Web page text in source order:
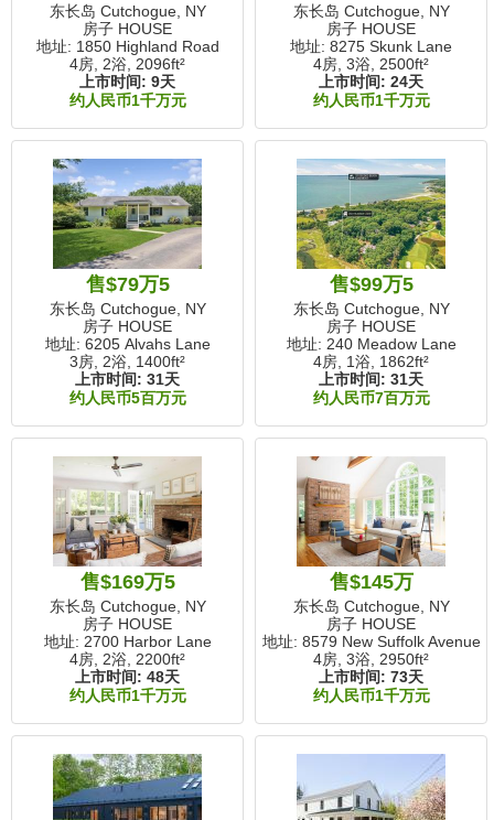
东长岛 Cutchogue, NY
房子 HOUSE
地址: 1850 Highland Road
4房, 2浴, 2096ft²
上市时间: 9天
约人民币1千万元
东长岛 Cutchogue, NY
房子 HOUSE
地址: 8275 Skunk Lane
4房, 3浴, 2500ft²
上市时间: 24天
约人民币1千万元
售$79万5
东长岛 Cutchogue, NY
房子 HOUSE
地址: 6205 Alvahs Lane
3房, 2浴, 1400ft²
上市时间: 31天
约人民币5百万元
售$99万5
东长岛 Cutchogue, NY
房子 HOUSE
地址: 240 Meadow Lane
4房, 1浴, 1862ft²
上市时间: 31天
约人民币7百万元
售$169万5
东长岛 Cutchogue, NY
房子 HOUSE
地址: 2700 Harbor Lane
4房, 2浴, 2200ft²
上市时间: 48天
约人民币1千万元
售$145万
东长岛 Cutchogue, NY
房子 HOUSE
地址: 8579 New Suffolk Avenue
4房, 3浴, 2950ft²
上市时间: 73天
约人民币1千万元